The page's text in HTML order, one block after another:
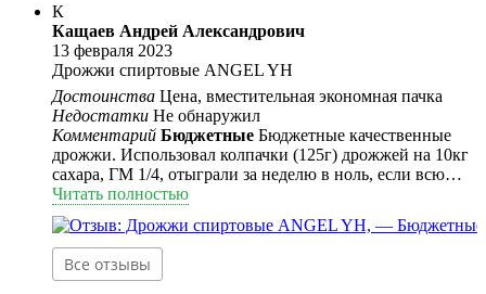
К
Кащаев Андрей Александрович
13 февраля 2023
Дрожжи спиртовые ANGEL YH
Достоинства Цена, вместительная экономная пачка
Недостатки Не обнаружил
Комментарий Бюджетные Бюджетные качественные
дрожжи. Использовал колпачки (125г) дрожжей на 10кг
сахара, ГМ 1/4, отыграли за неделю в ноль, если всю
пачку кидать, то за 3 дня справятся с 10кг сахара.
Читать полностью
Все отзывы